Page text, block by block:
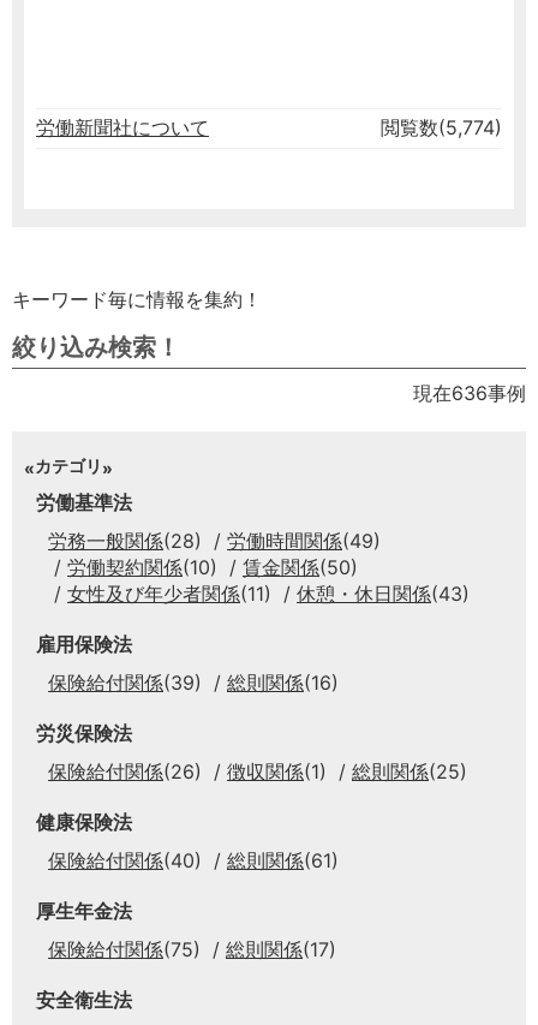
労働新聞社について 閲覧数(5,774)
キーワード毎に情報を集約！
絞り込み検索！
現在636事例
カテゴリ
労働基準法
労務一般関係(28) 労働時間関係(49)
労働契約関係(10) 賃金関係(50)
女性及び年少者関係(11) 休憩・休日関係(43)
雇用保険法
保険給付関係(39) 総則関係(16)
労災保険法
保険給付関係(26) 徴収関係(1) 総則関係(25)
健康保険法
保険給付関係(40) 総則関係(61)
厚生年金法
保険給付関係(75) 総則関係(17)
安全衛生法